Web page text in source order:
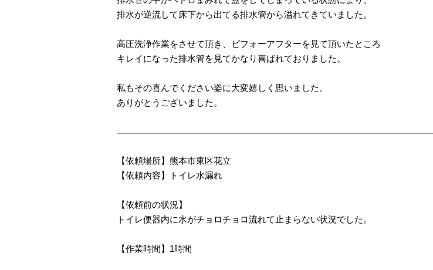
排水が逆流して床下から出てる排水管から溢れてきていました。
高圧洗浄作業をさせて頂き、ビフォーアフターを見て頂いたところ
キレイになった排水管を見てかなり喜ばれておりました。
私もその喜んでください姿に大変嬉しく思いました。
ありがとうございました。
【依頼場所】熊本市東区花立
【依頼内容】トイレ水漏れ
【依頼前の状況】
トイレ便器内に水がチョロチョロ流れて止まらない状況でした。
【作業時間】1時間